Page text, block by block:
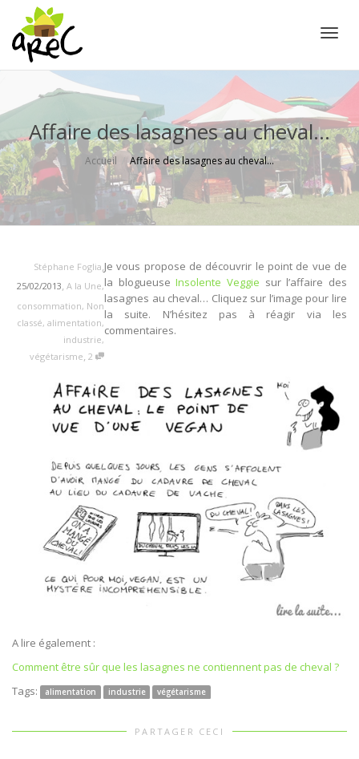
Affaire des lasagnes au cheval…
Accueil Affaire des lasagnes au cheval…
Stéphane Foglia,
25/02/2013, A la Une,
consommation, Non
classé, alimentation,
industrie,
végétarisme, 2
Je vous propose de découvrir le point de vue de
la blogueuseInsolente Veggie sur l’affaire des
lasagnes au cheval… Cliquez sur l’image pour lire
la suite. N’hésitez pas à réagir via les
commentaires.
A lire également :
Comment être sûr que les lasagnes ne contiennent pas de cheval ?
Tags:
alimentation industrie végétarisme
PARTAGER CECI